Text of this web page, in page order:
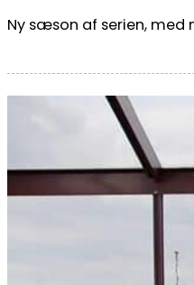
Ny sæson af serien,